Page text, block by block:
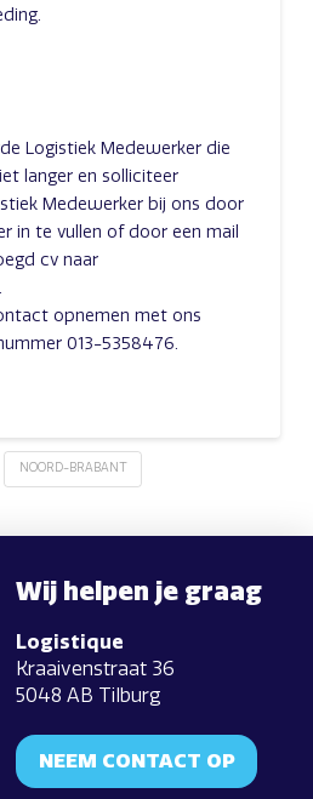
Logistiek Medewerker die
langer en solliciteer
Medewerker bij ons door
in te vullen of door een mail
cv naar
opnemen met ons
013-5358476.
NOORD-BRABANT
Wij helpen je graag
Logistique
Kraaivenstraat 36
5048 AB Tilburg
NEEM CONTACT OP